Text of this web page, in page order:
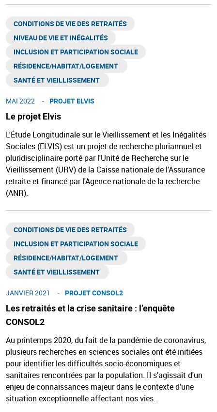
Le projet Elvis
CONDITIONS DE VIE DES RETRAITÉS
NIVEAU DE VIE ET INÉGALITÉS​
INCLUSION ET PARTICIPATION SOCIALE
RÉSIDENCE/HABITAT/LOGEMENT ​
SANTÉ ET VIEILLISSEMENT ​
MAI 2022 PROJET ELVIS
L'Étude Longitudinale sur le Vieillissement et les Inégalités
Sociales (ELVIS) est un projet de recherche pluriannuel et
pluridisciplinaire porté par l'Unité de Recherche sur le
Vieillissement (URV) de la Caisse nationale de l'Assurance
retraite et financé par l'Agence nationale de la recherche
(ANR).
Les retraités et la crise sanitaire : l’enquête
CONSOL2
CONDITIONS DE VIE DES RETRAITÉS
INCLUSION ET PARTICIPATION SOCIALE
RÉSIDENCE/HABITAT/LOGEMENT ​
SANTÉ ET VIEILLISSEMENT ​
JANVIER 2021 PROJET CONSOL2
Au printemps 2020, du fait de la pandémie de coronavirus,
plusieurs recherches en sciences sociales ont été initiées
pour identifier les difficultés socio-économiques et
sanitaires rencontrées par la population. Il s'agissait d'un
enjeu de connaissances majeur dans le contexte d'une
situation exceptionnelle affectant nos vies…